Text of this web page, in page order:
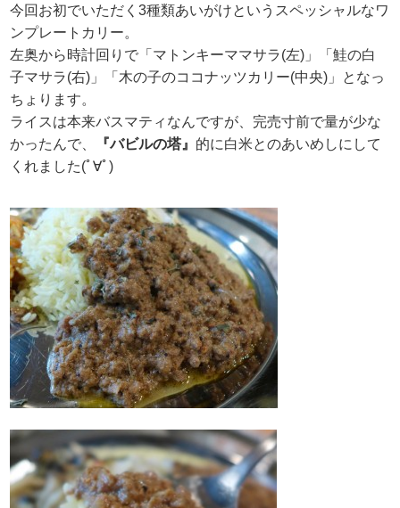
今回お初でいただく3種類あいがけというスペッシャルなワ
ンプレートカリー。
左奥から時計回りで「マトンキーママサラ(左)」「鮭の白
子マサラ(右)」「木の子のココナッツカリー(中央)」となっ
ちょります。
ライスは本来バスマティなんですが、完売寸前で量が少な
かったんで、
『バビルの塔』 的に白米とのあいめしにして
くれました(ﾟ∀ﾟ)